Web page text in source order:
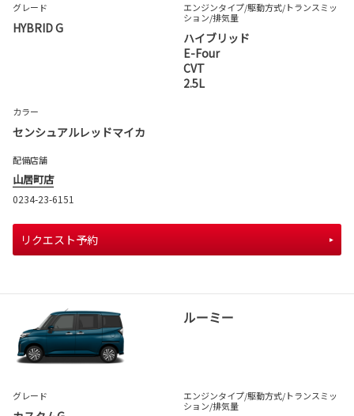
グレード
HYBRID G
エンジンタイプ/駆動方式/トランスミッ
ション/排気量
ハイブリッド
E-Four
CVT
2.5L
カラー
センシュアルレッドマイカ
配備店舗
山居町店
0234-23-6151
リクエスト予約
ルーミー
グレード エンジンタイプ/駆動方式/トランスミッ
ション/排気量